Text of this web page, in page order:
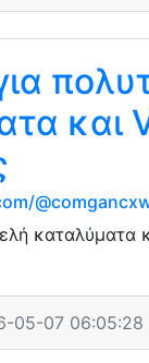
και
καταλύματα
05-07 06:05:28